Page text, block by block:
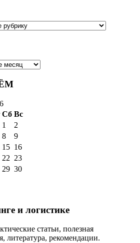
Сб Вс
1
2
8
9
15 16
22 23
29 30
и логистике
статьи, полезная
литература, рекомендации.